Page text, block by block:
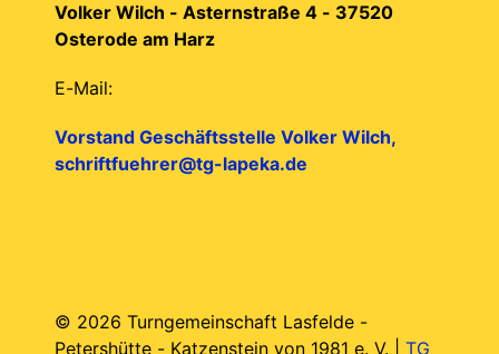
Volker Wilch - Asternstraße 4 - 37520
Osterode am Harz
E-Mail:
Vorstand Geschäftsstelle Volker Wilch,
schriftfuehrer@tg-lapeka.de
© 2026 Turngemeinschaft Lasfelde -
Petershütte - Katzenstein von 1981 e. V. | TG